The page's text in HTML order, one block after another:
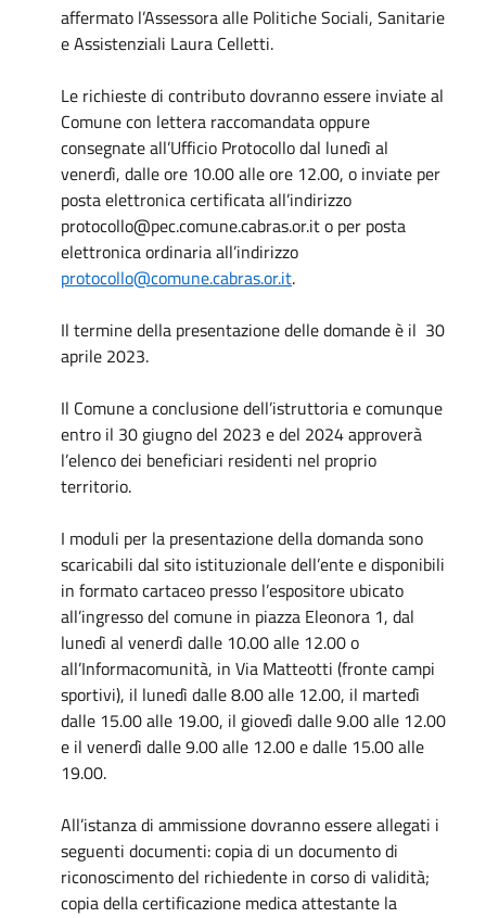
affermato l’Assessora alle Politiche Sociali, Sanitarie
e Assistenziali Laura Celletti.
Le richieste di contributo dovranno essere inviate al
Comune con lettera raccomandata oppure
consegnate all’Ufficio Protocollo dal lunedì al
venerdì, dalle ore 10.00 alle ore 12.00, o inviate per
posta elettronica certificata all’indirizzo
protocollo@pec.comune.cabras.or.it o per posta
elettronica ordinaria all’indirizzo
protocollo@comune.cabras.or.it.
Il termine della presentazione delle domande è il 30
aprile 2023.
Il Comune a conclusione dell’istruttoria e comunque
entro il 30 giugno del 2023 e del 2024 approverà
l’elenco dei beneficiari residenti nel proprio
territorio.
I moduli per la presentazione della domanda sono
scaricabili dal sito istituzionale dell’ente e disponibili
in formato cartaceo presso l’espositore ubicato
all’ingresso del comune in piazza Eleonora 1, dal
lunedì al venerdì dalle 10.00 alle 12.00 o
all’Informacomunità, in Via Matteotti (fronte campi
sportivi), il lunedì dalle 8.00 alle 12.00, il martedì
dalle 15.00 alle 19.00, il giovedì dalle 9.00 alle 12.00
e il venerdì dalle 9.00 alle 12.00 e dalle 15.00 alle
19.00.
All’istanza di ammissione dovranno essere allegati i
seguenti documenti: copia di un documento di
riconoscimento del richiedente in corso di validità;
copia della certificazione medica attestante la